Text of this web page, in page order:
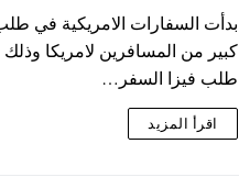
بدأت السفارات الامريكية في
كبير من المسافرين لامريكا
طلب فيزا السفر…
اقرأ المزيد